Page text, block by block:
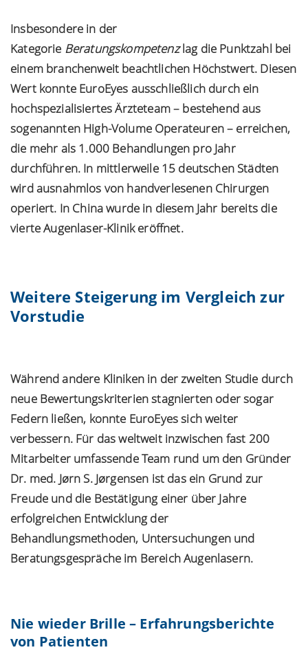
Insbesondere in der
Kategorie Beratungskompetenzlag die Punktzahl bei
einem branchenweit beachtlichen Höchstwert. Diesen
Wert konnte EuroEyes ausschließlich durch ein
hochspezialisiertesÄrzteteam– bestehend aus
sogenannten High-Volume Operateuren – erreichen,
die mehr als 1.000 Behandlungen pro Jahr
durchführen. In mittlerweile 15 deutschen Städten
wird ausnahmlos von handverlesenen Chirurgen
operiert. In China wurde in diesem Jahr bereits die
vierte Augenlaser-Klinik eröffnet.
Weitere Steigerung im Vergleich zur
Vorstudie
Während andere Kliniken in der zweiten Studie durch
neue Bewertungskriterien stagnierten oder sogar
Federn ließen, konnte EuroEyes sich weiter
verbessern. Für das weltweit inzwischen fast 200
Mitarbeiter umfassende Team rund um den Gründer
Dr. med. Jørn S. Jørgensen ist das ein Grund zur
Freude und die Bestätigung einer über Jahre
erfolgreichen Entwicklung der
Behandlungsmethoden, Untersuchungen und
Beratungsgespräche im Bereich Augenlasern.
Nie wieder Brille – Erfahrungsberichte
von Patienten